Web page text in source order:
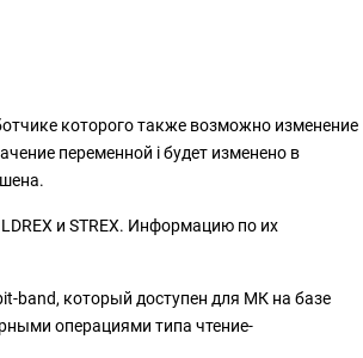
которого также возможно изменение
переменной i будет изменено в
и STREX. Информацию по их
band, который доступен для МК на базе
операциями типа чтение-